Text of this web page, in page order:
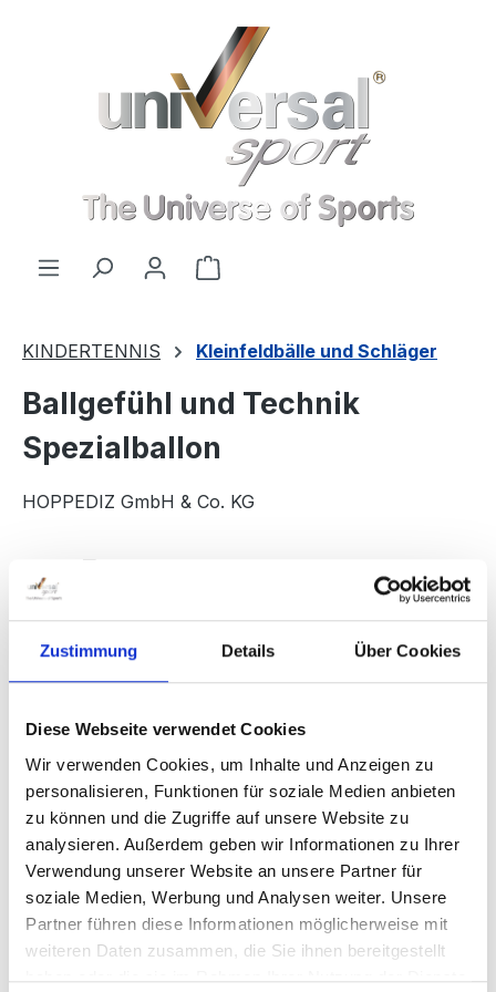
Zustimmung Details Über Cookies
Diese Webseite verwendet Cookies
Wir verwenden Cookies, um Inhalte und Anzeigen zu
personalisieren, Funktionen für soziale Medien anbieten
zu können und die Zugriffe auf unsere Website zu
analysieren. Außerdem geben wir Informationen zu Ihrer
Verwendung unserer Website an unsere Partner für
soziale Medien, Werbung und Analysen weiter. Unsere
Partner führen diese Informationen möglicherweise mit
weiteren Daten zusammen, die Sie ihnen bereitgestellt
haben oder die sie im Rahmen Ihrer Nutzung der Dienste
Warenkorb enthält 0
KINDERTENNIS Kleinfeldbälle und Schläger
Ballgefühl und Technik
Spezialballon
HOPPEDIZ GmbH & Co. KG
Bildergalerie überspringen
Regulärer Preis:
19,90 €
Preise inkl. MwSt. zzgl. Versandkosten
Sofort verfügbar, Lieferzeit: 1-3 Werktage